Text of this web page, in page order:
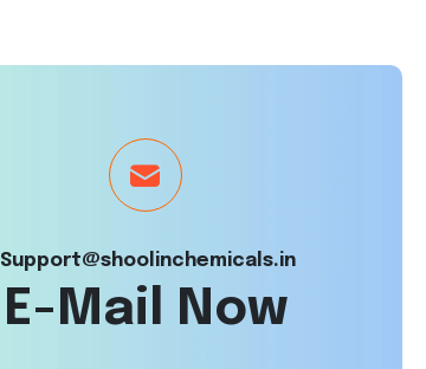
Support@shoolinchemicals.in
E-Mail Now